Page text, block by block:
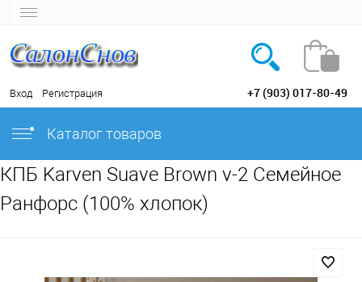
Вход Регистрация +7 (903) 017-80-49
Каталог товаров
КПБ Karven Suave Brown v-2 Семейное
Ранфорс (100% хлопок)